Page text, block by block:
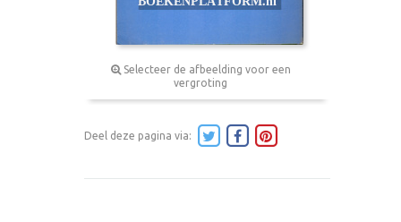
Selecteer de afbeelding voor een
vergroting
Deel deze pagina via: